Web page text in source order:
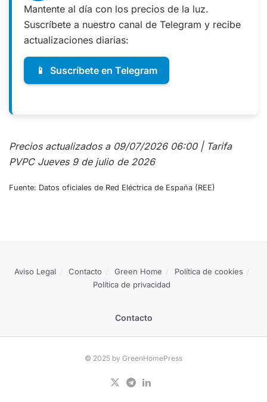
Mantente al día con los precios de la luz.
Suscríbete a nuestro canal de Telegram y recibe
actualizaciones diarias:
📱 Suscríbete en Telegram
Precios actualizados a 09/07/2026 06:00 | Tarifa
PVPC Jueves 9 de julio de 2026
Fuente: Datos oficiales de Red Eléctrica de España (REE)
Aviso Legal Contacto Green Home
Política de cookies
Política de privacidad
Contacto
© 2025 by GreenHomePress